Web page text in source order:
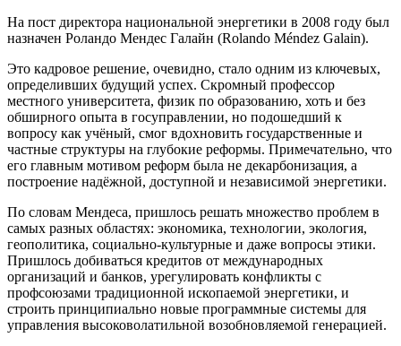
На пост директора национальной энергетики в 2008 году был
назначен Роландо Мендес Галайн (Rolando Méndez Galain).
Это кадровое решение, очевидно, стало одним из ключевых,
определивших будущий успех. Скромный профессор
местного университета, физик по образованию, хоть и без
обширного опыта в госуправлении, но подошедший к
вопросу как учёный, смог вдохновить государственные и
частные структуры на глубокие реформы. Примечательно, что
его главным мотивом реформ была не декарбонизация, а
построение надёжной, доступной и независимой энергетики.
По словам Мендеса, пришлось решать множество проблем в
самых разных областях: экономика, технологии, экология,
геополитика, социально-культурные и даже вопросы этики.
Пришлось добиваться кредитов от международных
организаций и банков, урегулировать конфликты с
профсоюзами традиционной ископаемой энергетики, и
строить принципиально новые программные системы для
управления высоковолатильной возобновляемой генерацией.